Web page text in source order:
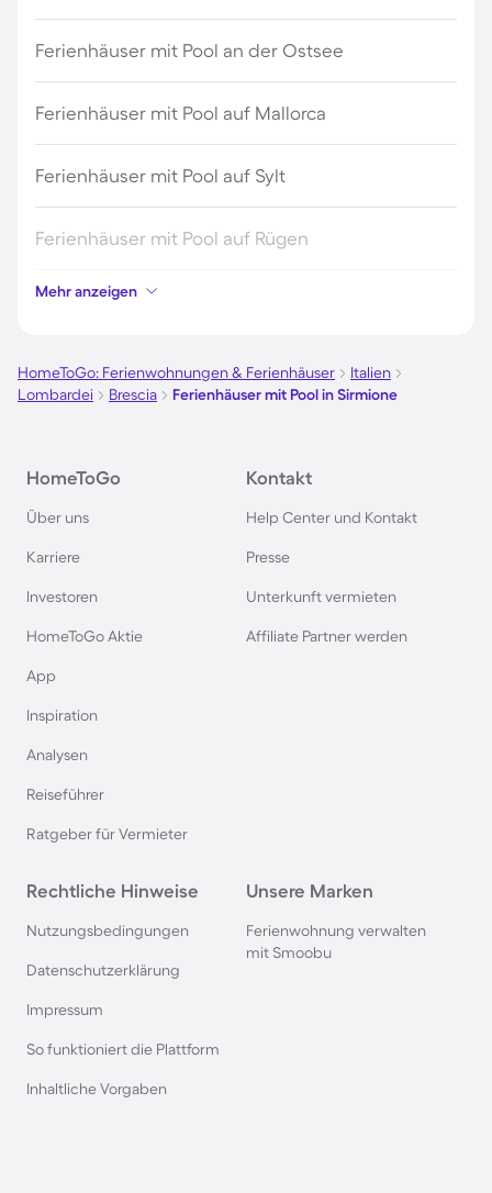
Ferienhäuser mit Pool an der Ostsee
Ferienhäuser mit Pool auf Mallorca
Ferienhäuser mit Pool auf Sylt
Ferienhäuser mit Pool auf Rügen
Ferienhäuser mit Pool am Gardasee
Ferienhäuser mit Pool an der Nordsee
Ferienhäuser mit Pool im Allgäu
Ferienhäuser mit Pool auf Fehmarn
Ferienhäuser mit Pool in Büsum
Ferienhäuser mit Pool in Berlin
Ferienhäuser mit Pool auf Texel
Ferienhäuser mit Pool in Oberstdorf
Mehr anzeigen
HomeToGo: Ferienwohnungen & Ferienhäuser
Italien
Lombardei
Brescia Ferienhäuser mit Pool in Sirmione
HomeToGo
Über uns
Karriere
Investoren
HomeToGo Aktie
App
Inspiration
Analysen
Reiseführer
Ratgeber für Vermieter
Kontakt
Help Center und Kontakt
Presse
Unterkunft vermieten
Affiliate Partner werden
Rechtliche Hinweise
Nutzungsbedingungen
Datenschutzerklärung
Impressum
So funktioniert die Plattform
Inhaltliche Vorgaben
Unsere Marken
Ferienwohnung verwalten
mit Smoobu